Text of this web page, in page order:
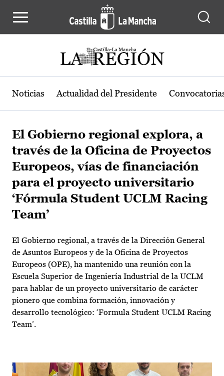
Noticias Actualidad del Presidente
El Gobierno regional explora, a
través de la Oficina de Proyectos
Europeos, vías de financiación
para el proyecto universitario
‘Fórmula Student UCLM Racing
Team’
El Gobierno regional, a través de la Dirección General
de Asuntos Europeos y de la Oficina de Proyectos
Europeos (OPE), ha mantenido una reunión con la
Escuela Superior de Ingeniería Industrial de la UCLM
para hablar de un proyecto universitario de carácter
pionero que combina formación, innovación y
desarrollo tecnológico: ‘Formula Student UCLM Racing
Team’.